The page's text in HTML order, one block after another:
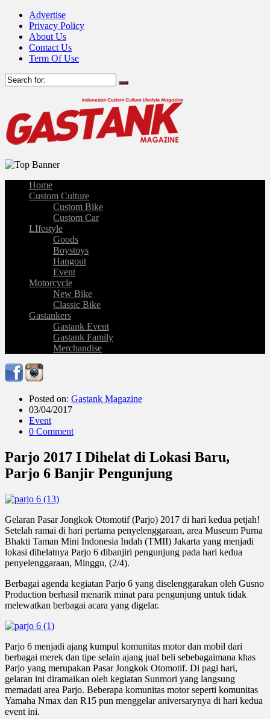
Advertise
Privacy Policy
About Us
Contact Us
Term Of Use
Home
Custom Culture
Custom Bike
Custom Car
LIfestyle
Goods
Boystoys
Hangout
Event
Motorcycle
New Bike
Classic Bike
Gastankers
Gastank Event
Gastank Family
Merchandise
Posted on: Gastank Magazine
03/04/2017
Event
0 Comment
Parjo 2017 I Dihelat di Lokasi Baru,
Parjo 6 Banjir Pengunjung
Gelaran Pasar Jongkok Otomotif (Parjo) 2017 di hari kedua petjah!
Setelah ramai di hari pertama penyelenggaraan, area Museum Purna
Bhakti Taman Mini Indonesia Indah (TMII) Jakarta yang menjadi
lokasi dihelatnya Parjo 6 dibanjiri pengunjung pada hari kedua
penyelenggaraan, Minggu, (2/4).
Berbagai agenda kegiatan Parjo 6 yang diselenggarakan oleh Gusno
Production berhasil menarik minat para pengunjung untuk tidak
melewatkan berbagai acara yang digelar.
Parjo 6 menjadi ajang kumpul komunitas motor dan mobil dari
berbagai merek dan tipe selain ajang jual beli sebebagaimana khas
Parjo yang merupakan Pasar Jongkok Otomotif. Di pagi hari,
gelaran ini diramaikan oleh kegiatan Sunmori yang langsung
memadati area Parjo. Beberapa komunitas motor seperti komunitas
Yamaha Nmax dan R15 pun menggelar aniversarynya di hari kedua
event ini.